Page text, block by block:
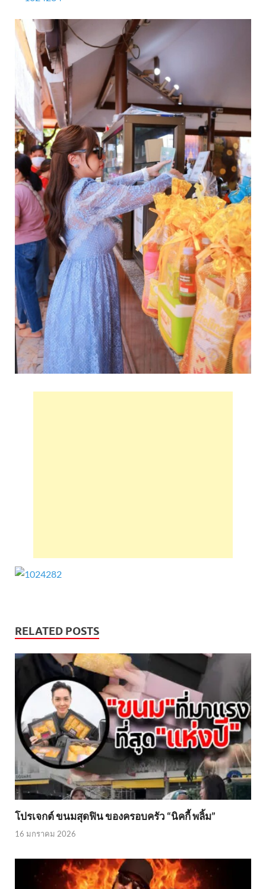
RELATED POSTS
โปรเจกต์ ขนมสุดฟิน ของครอบครัว “นิคกี้ พลิ้ม”
16 มกราคม 2026